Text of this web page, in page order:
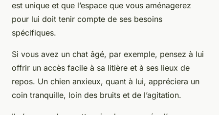
est unique et que l’espace que vous aménagerez
pour lui doit tenir compte de ses besoins
spécifiques.
Si vous avez un chat âgé, par exemple, pensez à lui
offrir un accès facile à sa litière et à ses lieux de
repos. Un chien anxieux, quant à lui, appréciera un
coin tranquille, loin des bruits et de l’agitation.